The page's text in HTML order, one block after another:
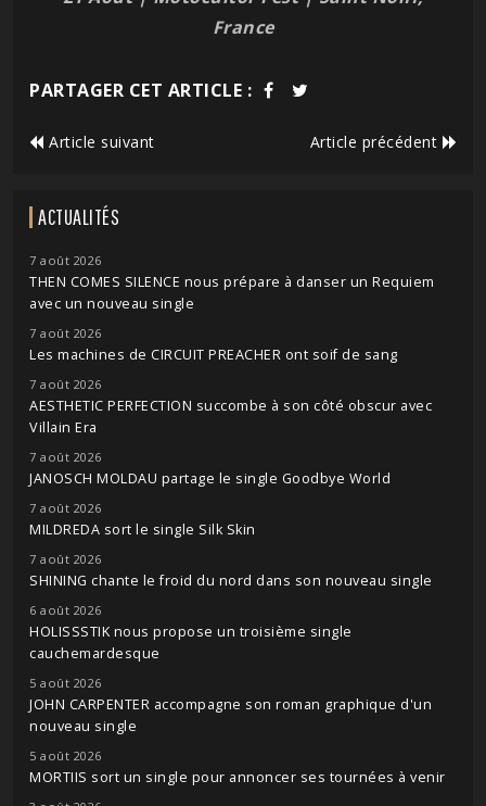
France
PARTAGER CET ARTICLE :
Article suivant Article précédent
ACTUALITÉS
7 août 2026
THEN COMES SILENCE nous prépare à danser un Requiem
avec un nouveau single
7 août 2026
Les machines de CIRCUIT PREACHER ont soif de sang
7 août 2026
AESTHETIC PERFECTION succombe à son côté obscur avec
Villain Era
7 août 2026
JANOSCH MOLDAU partage le single Goodbye World
7 août 2026
MILDREDA sort le single Silk Skin
7 août 2026
SHINING chante le froid du nord dans son nouveau single
6 août 2026
HOLISSSTIK nous propose un troisième single
cauchemardesque
5 août 2026
JOHN CARPENTER accompagne son roman graphique d'un
nouveau single
5 août 2026
MORTIIS sort un single pour annoncer ses tournées à venir